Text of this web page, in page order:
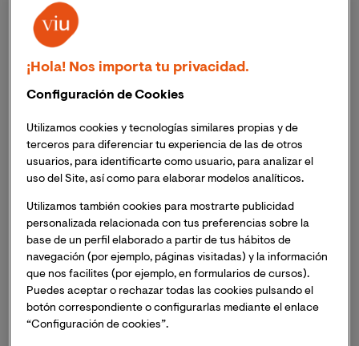
Mesa redonda online: Liderazgo
sostenible y bienestar en las
organizaciones
Publicado:11/03/2022|Actualizado:06/11/2023
Las organizaciones deben asumir el rol de ser los
agentes de cambio ante los grandes retos de la
sociedad. En este contexto, es imprescindible un
liderazgo que promueva comportamientos orientados,
tanto al medioambiente, como a las personas.
¡Hola! Nos importa tu privacidad.
Configuración de Cookies
Utilizamos cookies y tecnologías similares propias y de
terceros para diferenciar tu experiencia de las de otros
usuarios, para identificarte como usuario, para analizar el
uso del Site, así como para elaborar modelos analíticos.
Utilizamos también cookies para mostrarte publicidad
personalizada relacionada con tus preferencias sobre la
base de un perfil elaborado a partir de tus hábitos de
navegación (por ejemplo, páginas visitadas) y la información
que nos facilites (por ejemplo, en formularios de cursos).
Puedes aceptar o rechazar todas las cookies pulsando el
botón correspondiente o configurarlas mediante el enlace
“Configuración de cookies”.